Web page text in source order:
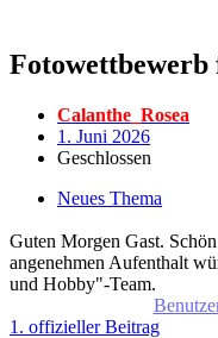
Calanthe_Rosea
1. Juni 2026
Geschlossen
Neues Thema
Guten Morgen Gast.
angenehmen Aufenthalt
und Hobby"-Team.
1. offizieller Beitrag